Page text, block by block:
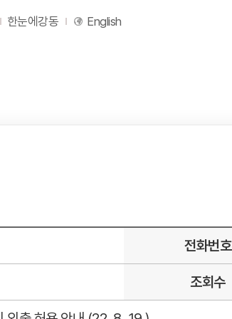
한눈에강동 English
전화번호
조회수